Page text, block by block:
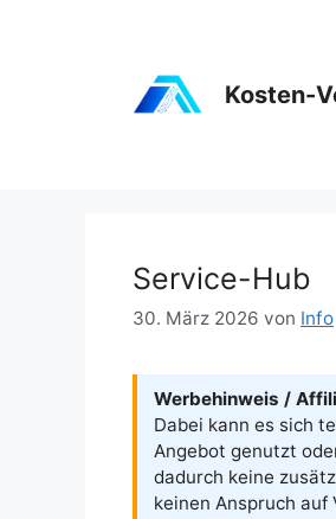
Kosten-
Service-Hub
30. März 2026 von Info
Werbehinweis /
Dabei kann es sich
Angebot genutzt
dadurch keine
keinen Anspruch